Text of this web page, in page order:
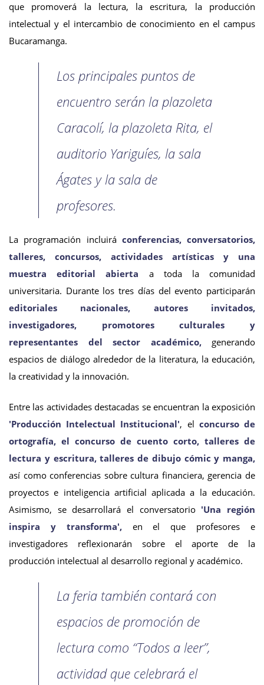
que promoverá la lectura, la escritura, la producción
intelectual y el intercambio de conocimiento en el campus
Bucaramanga.
Los principales puntos de
encuentro serán la plazoleta
Caracolí, la plazoleta Rita, el
auditorio Yariguíes, la sala
Ágates y la sala de
profesores.
La programación incluirá conferencias, conversatorios,
talleres, concursos, actividades artísticas y una
muestra editorial abierta a toda la comunidad
universitaria. Durante los tres días del evento participarán
editoriales nacionales, autores invitados,
investigadores, promotores culturales y
representantes del sector académico,generando
espacios de diálogo alrededor de la literatura, la educación,
la creatividad y la innovación.
Entre las actividades destacadas se encuentran la exposición
'Producción Intelectual Institucional', el concurso de
ortografía, el concurso de cuento corto, talleres de
lectura y escritura, talleres de dibujo cómic y manga,
así como conferencias sobre cultura financiera, gerencia de
proyectos e inteligencia artificial aplicada a la educación.
Asimismo, se desarrollará el conversatorio 'Una región
inspira y transforma',en el que profesores e
investigadores reflexionarán sobre el aporte de la
producción intelectual al desarrollo regional y académico.
La feria también contará con
espacios de promoción de
lectura como “Todos a leer”,
actividad que celebrará el